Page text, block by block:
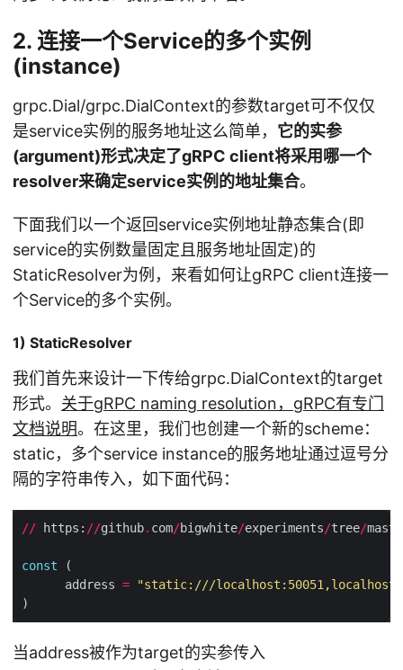
2. 连接一个Service的多个实例
(instance)
grpc.Dial/grpc.DialContext的参数target可不仅仅
是service实例的服务地址这么简单， 它的实参
(argument)形式决定了gRPC client将采用哪一个
resolver来确定service实例的地址集合。
下面我们以一个返回service实例地址静态集合(即
service的实例数量固定且服务地址固定)的
StaticResolver为例，来看如何让gRPC client连接一
个Service的多个实例。
1) StaticResolver
我们首先来设计一下传给grpc.DialContext的target
形式。 关于gRPC naming resolution，gRPC有专门
文档说明。在这里，我们也创建一个新的scheme：
static，多个service instance的服务地址通过逗号分
隔的字符串传入，如下面代码：
// https: //github. com/bigwhite/experiments/tree/
const
      address
=
"static:///
当address被作为target的实参传入